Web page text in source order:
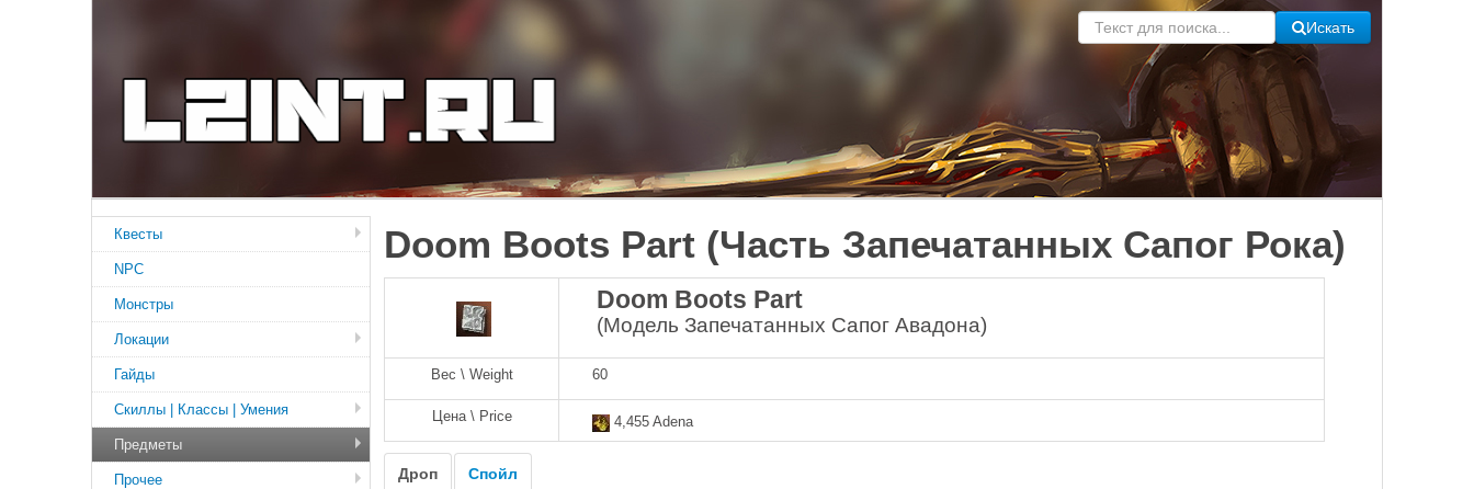
Искать
Doom Boots Part (Часть Запечатанных Сапог Рока)
Doom Boots Part
(Модель Запечатанных Сапог Авадона)
Вес \ Weight 60
Цена \ Price 4,455 Adena
Дроп Спойл
Квесты
NPC
Монстры
Локации
Гайды
Скиллы | Классы | Умения
Предметы
Прочее